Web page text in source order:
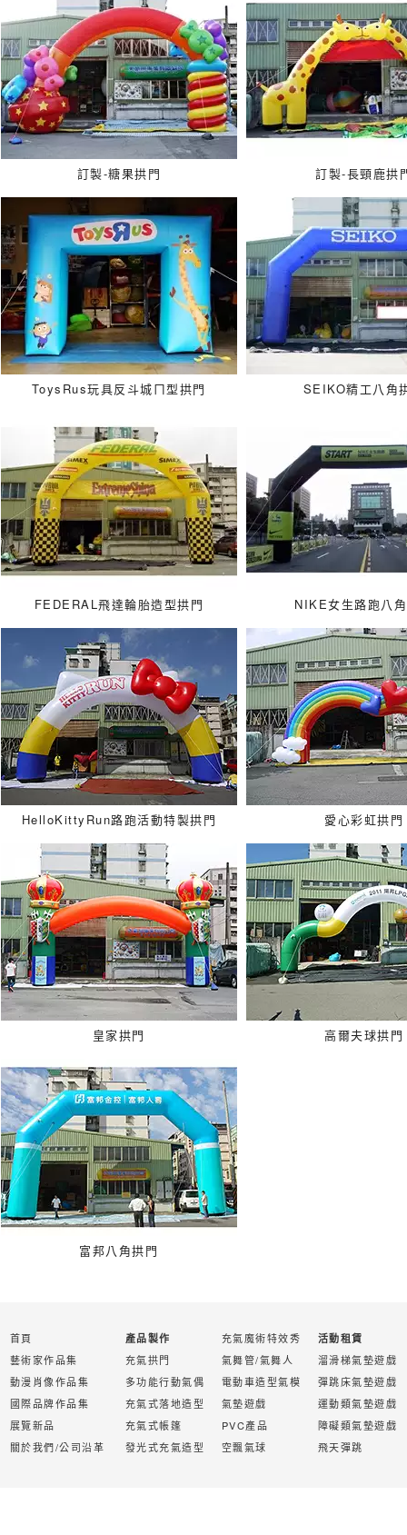
訂製-糖果拱門 訂製-長頸鹿拱
ToysRus玩具反斗城ㄇ型拱門 SEIKO精工八角
FEDERAL飛達輪胎造型拱門 NIKE女生路跑八
HelloKittyRun路跑活動特製拱門 愛心彩虹拱門
皇家拱門 高爾夫球拱門
富邦八角拱門
首頁
藝術家作品集
動漫肖像作品集
國際品牌作品集
展覽新品
關於我們/公司沿革
產品製作
充氣拱門
多功能行動氣偶
充氣式落地造型
充氣式帳篷
發光式充氣造型
充氣魔術特效秀
氣舞管/氣舞人
電動車造型氣模
氣墊遊戲
PVC產品
空飄氣球
活動租賃
溜滑梯氣墊遊戲
彈跳床氣墊遊戲
運動類氣墊遊戲
障礙類氣墊遊戲
飛天彈跳